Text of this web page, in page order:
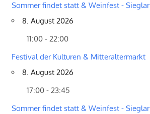
Sommer findet statt & Weinfest - Sieglar
8. August 2026
11:00 - 22:00
Festival der Kulturen & Mitteraltermarkt
8. August 2026
17:00 - 23:45
Sommer findet statt & Weinfest - Sieglar